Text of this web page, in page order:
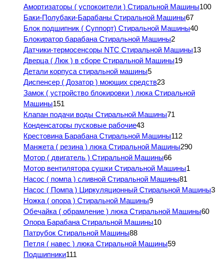
Амортизаторы ( успокоители ) Стиральной Машины100
Баки-Полубаки-Барабаны Стиральной Машины67
Блок подшипник ( Суппорт) Стиральной Машины40
Блокиратор барабана Стиральной Машины2
Датчики-термосенсоры NTC Стиральной Машины13
Дверца ( Люк ) в сборе Стиральной Машины19
Детали корпуса стиральной машины5
Диспенсер ( Дозатор ) моющих средств23
Замок ( устройство блокировки ) люка Стиральной
Машины151
Клапан подачи воды Стиральной Машины71
Конденсаторы пусковые рабочие43
Крестовина Барабана Стиральной Машины112
Манжета ( резина ) люка Стиральной Машины290
Мотор ( двигатель ) Стиральной Машины66
Мотор вентилятора сушки Стиральной Машины1
Насос ( помпа ) сливной Стиральной Машины81
Насос ( Помпа ) Циркуляционный Стиральной Машины3
Ножка ( опора ) Стиральной Машины9
Обечайка ( обрамление ) люка Стиральной Машины60
Опора Барабана Стиральной Машины10
Патрубок Стиральной Машины88
Петля ( навес ) люка Стиральной Машины59
Подшипники111